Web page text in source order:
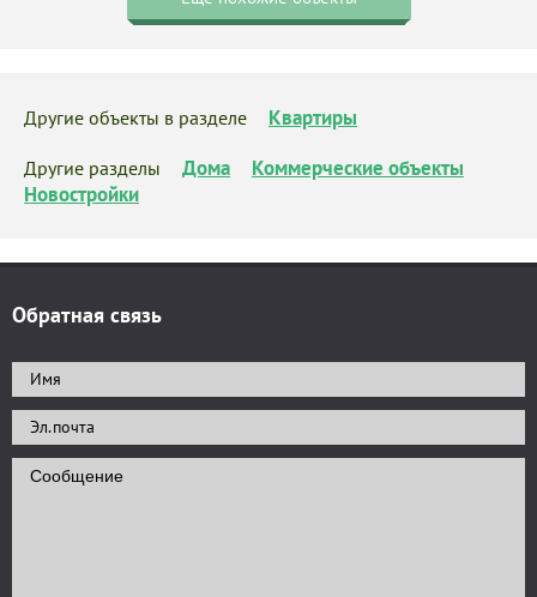
Другие объекты в разделе Квартиры
Другие разделы Дома
Коммерческие объекты
Новостройки
Обратная связь